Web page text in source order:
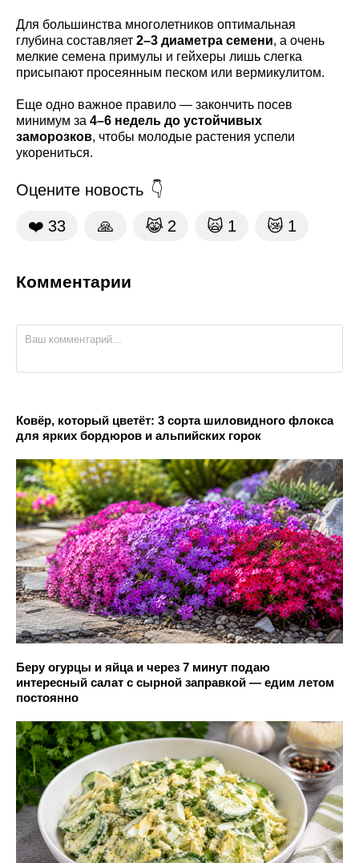
Для большинства многолетников оптимальная
глубина составляет 2–3 диаметра семени, а очень
мелкие семена примулы и гейхеры лишь слегка
присыпают просеянным песком или вермикулитом.
Еще одно важное правило — закончить посев
минимум за 4–6 недель до устойчивых
заморозков, чтобы молодые растения успели
укорениться.
Оцените новость
❤️ 33 🙏 😹 2 🙀 1 😿 1
Комментарии
Ковёр, который цветёт: 3 сорта шиловидного флокса
для ярких бордюров и альпийских горок
Беру огурцы и яйца и через 7 минут подаю
интересный салат с сырной заправкой — едим летом
постоянно